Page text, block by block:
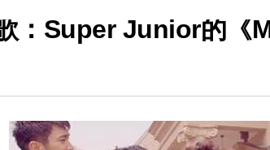
：Super Junior的《